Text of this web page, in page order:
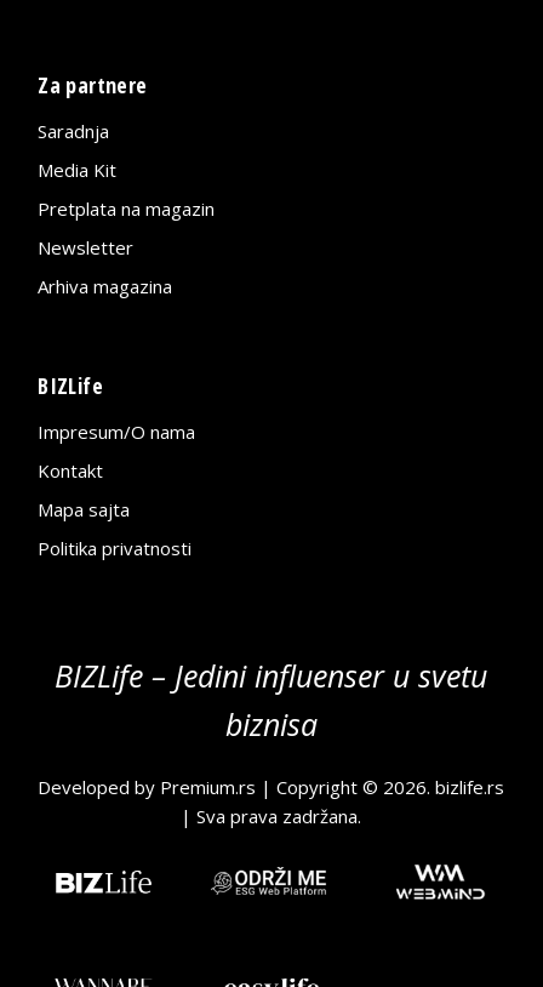
Za partnere
Saradnja
Media Kit
Pretplata na magazin
Newsletter
Arhiva magazina
BIZLife
Impresum/O nama
Kontakt
Mapa sajta
Politika privatnosti
BIZLife – Jedini influenser u svetu
biznisa
Developed by Premium.rs | Copyright © 2026.bizlife.rs
| Sva prava zadržana.